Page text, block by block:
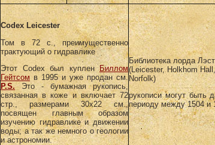
Codex Leicester
Том в 72 с., преимущественно
трактующий о гидравлике
Этот Codex был купленБиллом
Гейтсом в 1995 и уже продан см.
P.S.Это - бумажная рукопись,
связанная в коже и включает 72
стр., размерами 30x22 см.,
посвящен главным образом
изучению гидравлике и движении
воды; а так же немного о геологии
и астрономии.
Библиотека лорда
(Leicester, Holkhom Hall,
Norfolk)
рукописи могут быть
периоду между 1504 и